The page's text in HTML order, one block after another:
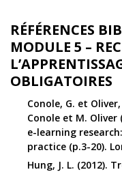
RÉFÉRENCES
MODULE 5 –
OBLIGATOIRES
Conole, G. et
Conole et M.
e-learning
practice (p.3-20).
Hung, J. L. (2012).